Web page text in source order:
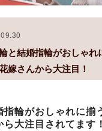
と結婚指輪がおしゃれ
嫁さんから大注目！
指輪がおしゃれに揃
大注目されてます！